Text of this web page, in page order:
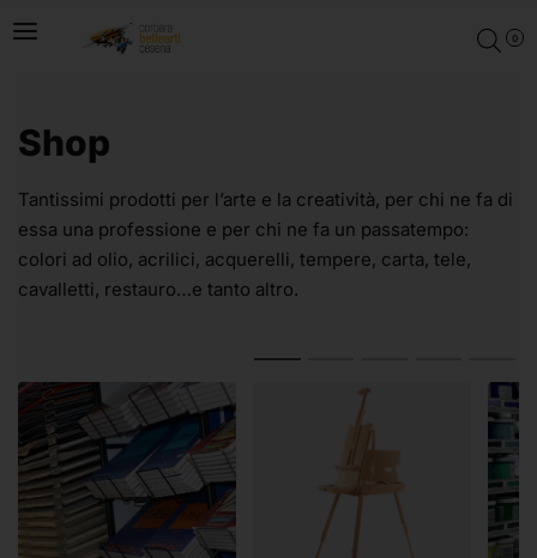
0
Shop
Tantissimi prodotti per l’arte e la creatività, per chi ne fa di
essa una professione e per chi ne fa un passatempo:
colori ad olio, acrilici, acquerelli, tempere, carta, tele,
cavalletti, restauro…e tanto altro.